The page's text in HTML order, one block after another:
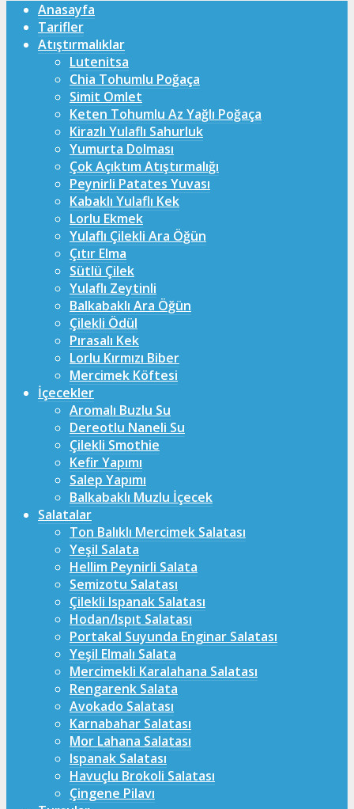
Anasayfa
Tarifler
Atıştırmalıklar
Lutenitsa
Chia Tohumlu Poğaça
Simit Omlet
Keten Tohumlu Az Yağlı Poğaça
Kirazlı Yulaflı Sahurluk
Yumurta Dolması
Çok Açıktım Atıştırmalığı
Peynirli Patates Yuvası
Kabaklı Yulaflı Kek
Lorlu Ekmek
Yulaflı Çilekli Ara Öğün
Çıtır Elma
Sütlü Çilek
Yulaflı Zeytinli
Balkabaklı Ara Öğün
Çilekli Ödül
Pırasalı Kek
Lorlu Kırmızı Biber
Mercimek Köftesi
İçecekler
Aromalı Buzlu Su
Dereotlu Naneli Su
Çilekli Smothie
Kefir Yapımı
Salep Yapımı
Balkabaklı Muzlu İçecek
Salatalar
Ton Balıklı Mercimek Salatası
Yeşil Salata
Hellim Peynirli Salata
Semizotu Salatası
Çilekli Ispanak Salatası
Hodan/Ispıt Salatası
Portakal Suyunda Enginar Salatası
Yeşil Elmalı Salata
Mercimekli Karalahana Salatası
Rengarenk Salata
Avokado Salatası
Karnabahar Salatası
Mor Lahana Salatası
Ispanak Salatası
Havuçlu Brokoli Salatası
Çingene Pilavı